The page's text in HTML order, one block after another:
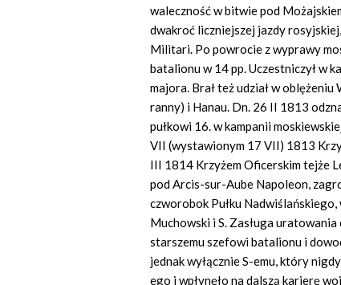
waleczność w bitwie pod
dwakroć liczniejszej jazdy
Militari. Po powrocie z wyprawy
batalionu w 14 pp. Uczestniczył w
majora. Brał też udział w
ranny) i Hanau. Dn. 26 II 1813
pułkowi 16. w kampanii
VII (wystawionym 17 VII) 1813
III 1814 Krzyżem Oficerskim tejże
pod Arcis-sur-Aube Napoleon,
czworobok Pułku
Muchowski i S. Zasługa
starszemu szefowi batalionu i
jednak wyłącznie S-emu, który
ego i wpłynęło na dalszą karierę